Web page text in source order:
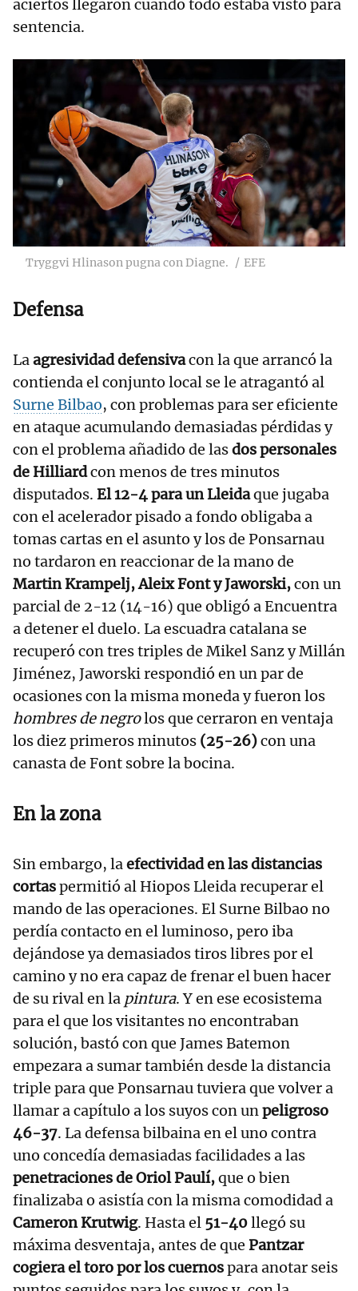
aciertos llegaron cuando todo estaba visto para
sentencia.
Tryggvi Hlinason pugna con Diagne. EFE
Defensa
Laagresividad defensivacon la que arrancó la
contienda el conjunto local se le atragantó al
Surne Bilbao, con problemas para ser eficiente
en ataque acumulando demasiadas pérdidas y
con el problema añadido de lasdos personales
de Hilliardcon menos de tres minutos
disputados. El 12-4 para un Lleidaque jugaba
con el acelerador pisado a fondo obligaba a
tomas cartas en el asunto y los de Ponsarnau
no tardaron en reaccionar de la mano de
Martin Krampelj, Aleix Font y Jaworski,con un
parcial de 2-12 (14-16) que obligó a Encuentra
a detener el duelo. La escuadra catalana se
recuperó con tres triples de Mikel Sanz y Millán
Jiménez, Jaworski respondió en un par de
ocasiones con la misma moneda y fueron los
hombres de negrolos que cerraron en ventaja
los diez primeros minutos (25-26)con una
canasta de Font sobre la bocina.
En la zona
Sin embargo, laefectividad en las distancias
cortaspermitió al Hiopos Lleida recuperar el
mando de las operaciones. El Surne Bilbao no
perdía contacto en el luminoso, pero iba
dejándose ya demasiados tiros libres por el
camino y no era capaz de frenar el buen hacer
de su rival en la pintura. Y en ese ecosistema
para el que los visitantes no encontraban
solución, bastó con que James Batemon
empezara a sumar también desde la distancia
triple para que Ponsarnau tuviera que volver a
llamar a capítulo a los suyos con unpeligroso
46-37. La defensa bilbaina en el uno contra
uno concedía demasiadas facilidades a las
penetraciones de Oriol Paulí,que o bien
finalizaba o asistía con la misma comodidad a
Cameron Krutwig. Hasta el 51-40llegó su
máxima desventaja, antes de que Pantzar
cogiera el toro por los cuernospara anotar seis